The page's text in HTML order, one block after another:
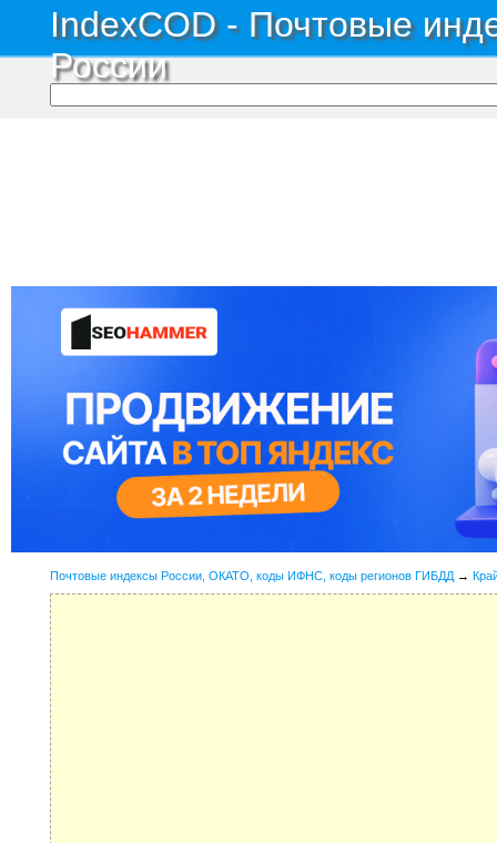
IndexCOD - Почтовые
России
Почтовые индексы России, ОКАТО, коды ИФНС, коды регионов ГИБДД →